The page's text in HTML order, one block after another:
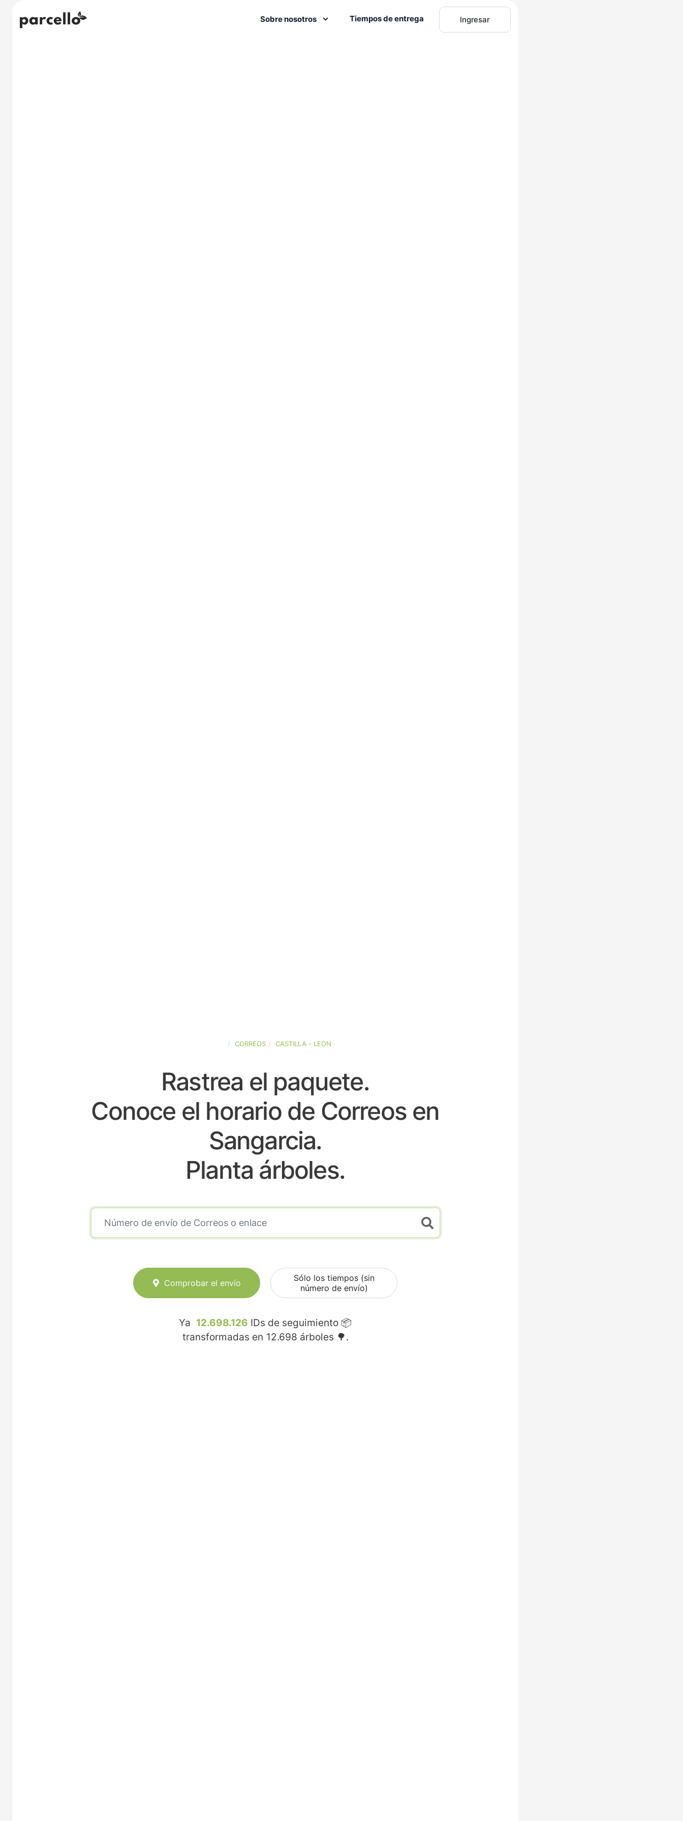
Sobre nosotros Tiempos de entrega Ingresar
CORREOS CASTILLA - LEON
Rastrea el paquete.
Conoce el horario de Correos en
Sangarcia.
Planta árboles.
Comprobar el envío
Sólo los tiempos (sin
número de envío)
Ya 12.698.126 IDs de seguimiento 📦
transformadas en 12.698 árboles 🌳.